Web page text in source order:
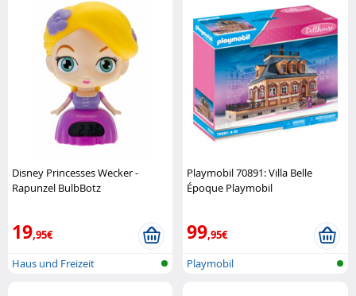
Disney Princesses Wecker -
Rapunzel BulbBotz
19,95€
Haus und Freizeit
Playmobil 70891: Villa Belle
Époque Playmobil
99,95€
Playmobil